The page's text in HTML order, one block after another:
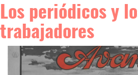
Los periódicos y
trabajadores